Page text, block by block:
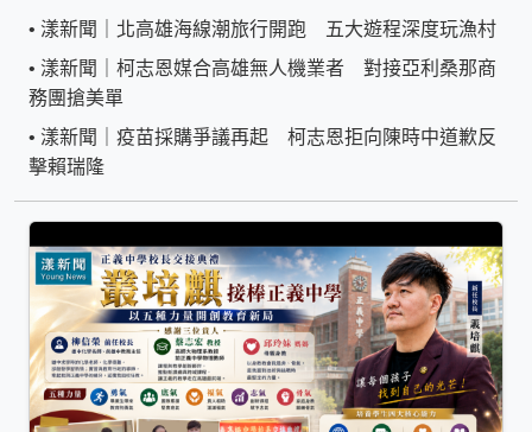
• 漾新聞｜北高雄海線潮旅行開跑 五大遊程深度玩漁村
• 漾新聞｜柯志恩媒合高雄無人機業者 對接亞利桑那商
務團搶美單
• 漾新聞｜疫苗採購爭議再起 柯志恩拒向陳時中道歉反
擊賴瑞隆